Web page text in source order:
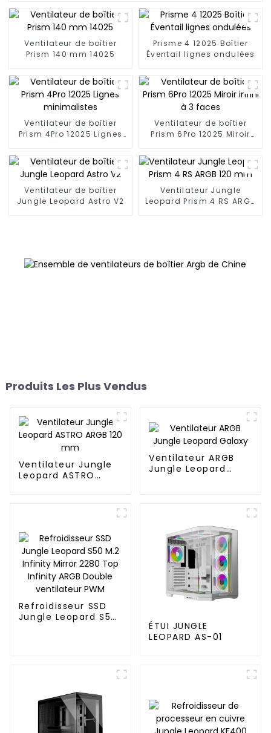
Ventilateur de boîtier
Prism 140 mm 14025
Prisme 4 12025 Boîtier
Éventail lignes ondulées
Ventilateur de boîtier
Prism 4Pro 12025 Lignes
Ventilateur de boîtier
Prism 6Pro 12025 Miroir
Ventilateur de boîtier
Jungle Leopard Astro V2
Ventilateur Jungle
Leopard Prism 4 RS ARGB
Produits Les Plus Vendus
Ventilateur Jungle
Leopard ASTRO
Ventilateur ARGB
Jungle Leopard
Refroidisseur SSD
Jungle Leopard S50
ÉTUI JUNGLE
LEOPARD AS-01